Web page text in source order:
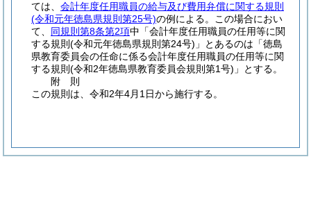
ては、 会計年度任用職員の給与及び費用弁償に関する規則
(令和元年徳島県規則第25号)の例による。
この場合におい
て、 同規則第8条第2項中「会計年度任用職員の任用等に関
する規則 (令和元年徳島県規則第24号) 」とあるのは「徳島
県教育委員会の任命に係る会計年度任用職員の任用等に関
する規則 (令和2年徳島県教育委員会規則第1号) 」とする。
附 則
この規則は、令和2年4月1日から施行する。